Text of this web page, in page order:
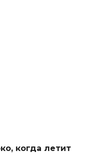
когда летит